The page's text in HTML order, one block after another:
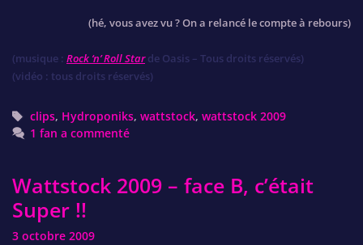
(hé, vous avez vu ? On a relancé le compte à rebours)
(musique : Rock ‘n’ Roll Starde Oasis – Tous droits réservés)
(vidéo : tous droits réservés)
Tags
clips, Hydroponiks, wattstock, wattstock 2009
1 fan a commenté
Wattstock 2009 – face B, c’était
Super !!
3 octobre 2009